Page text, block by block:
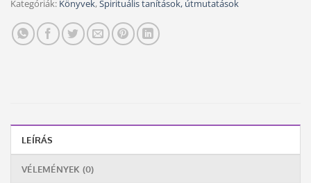
Kategóriák: Könyvek,Spirituális tanítások, útmutatások
LEÍRÁS
VÉLEMÉNYEK (0)